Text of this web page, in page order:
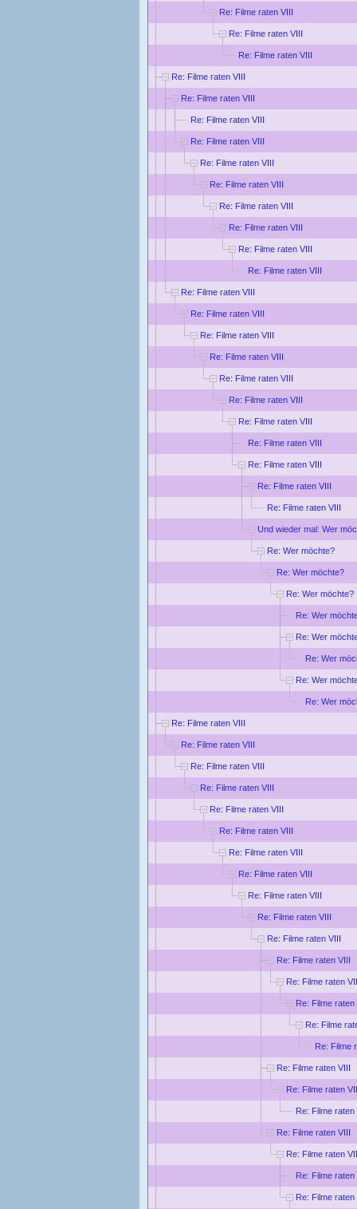
Re: Filme raten VIII
Re: Filme raten VIII
Re: Filme raten VIII
Re: Filme raten VIII
Re: Filme raten VIII
Re: Filme raten VIII
Re: Filme raten VIII
Re: Filme raten VIII
Re: Filme raten VIII
Re: Filme raten VIII
Re: Filme raten VIII
Re: Filme raten VIII
Re: Filme raten VIII
Re: Filme raten VIII
Re: Filme raten VIII
Re: Filme raten VIII
Re: Filme raten VIII
Re: Filme raten VIII
Re: Filme raten VIII
Re: Filme raten VIII
Re: Filme raten VIII
Re: Filme raten VIII
Re: Filme raten VIII
Re: Filme raten VIII
Und wieder mal: Wer
Re: Wer möchte?
Re: Wer möchte?
Re: Wer möchte?
Re: Wer
Re: Wer
Re: Wer
Re: Wer
Re: Wer
Re: Filme raten VIII
Re: Filme raten VIII
Re: Filme raten VIII
Re: Filme raten VIII
Re: Filme raten VIII
Re: Filme raten VIII
Re: Filme raten VIII
Re: Filme raten VIII
Re: Filme raten VIII
Re: Filme raten VIII
Re: Filme raten VIII
Re: Filme raten VIII
Re: Filme raten
Re: Filme raten
Re: Filme
Re: Filme
Re: Filme raten VIII
Re: Filme raten
Re: Filme raten
Re: Filme raten VIII
Re: Filme raten
Re: Filme raten
Re: Filme raten